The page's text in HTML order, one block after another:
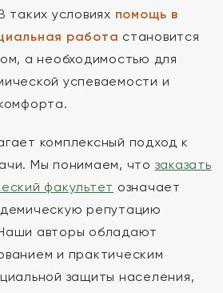
таких условиях помощь в
работа становится
а необходимостью для
успеваемости и
комплексный подход к
Мы понимаем, что заказать
факультет означает
репутацию
авторы обладают
и практическим
защиты населения,